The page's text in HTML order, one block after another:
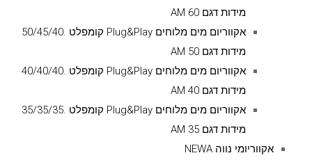
מידות דגם AM 60
אקווריום מים מלוחים Plug&Play קומפלט .50/45/40
מידות דגם AM 50
אקווריום מים מלוחים Plug&Play קומפלט .40/40/40
מידות דגם AM 40
אקווריום מים מלוחים Plug&Play קומפלט .35/35/35
מידות דגם AM 35
אקווריומי נווה NEWA